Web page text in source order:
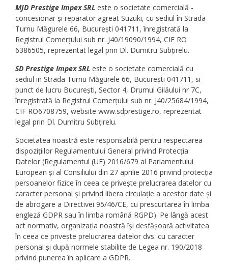
MJD Prestige Impex SRL este o societate comercială -
concesionar și reparator agreat Suzuki, cu sediul în Strada
Turnu Măgurele 66, București 041711, înregistrată la
Registrul Comerțului sub nr. J40/19090/1994, CIF RO
6386505, reprezentat legal prin Dl. Dumitru Subțirelu.
SD Prestige Impex SRL este o societate comercială cu
sediul in Strada Turnu Măgurele 66, București 041711, si
punct de lucru București, Sector 4, Drumul Gilăului nr 7C,
înregistrată la Registrul Comerțului sub nr. J40/25684/1994,
CIF RO6708759, website www.sdprestige.ro, reprezentat
legal prin Dl. Dumitru Subțirelu.
Societatea noastră este responsabilă pentru respectarea
dispozițiilor Regulamentului General privind Protecția
Datelor (Regulamentul (UE) 2016/679 al Parlamentului
European și al Consiliului din 27 aprilie 2016 privind protecția
persoanelor fizice în ceea ce privește prelucrarea datelor cu
caracter personal și privind libera circulație a acestor date și
de abrogare a Directivei 95/46/CE, cu prescurtarea în limba
engleză GDPR sau în limba română RGPD). Pe lângă acest
act normativ, organizația noastră își desfășoară activitatea
în ceea ce privește prelucrarea datelor dvs. cu caracter
personal și după normele stabilite de Legea nr. 190/2018
privind punerea în aplicare a GDPR.